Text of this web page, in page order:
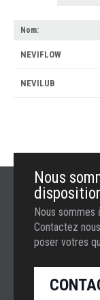
Nom:
NEVIFLOW
NEVILUB
Nous
Nous
Contactez
poser votres